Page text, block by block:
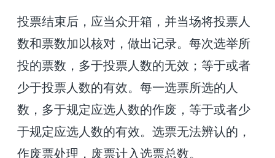
投票结束后，应当众开箱，并当场将投票人
数和票数加以核对，做出记录。每次选举所
投的票数，多于投票人数的无效；等于或者
少于投票人数的有效。每一选票所选的人
数，多于规定应选人数的作废，等于或者少
于规定应选人数的有效。选票无法辨认的，
作废票处理，废票计入选票总数。